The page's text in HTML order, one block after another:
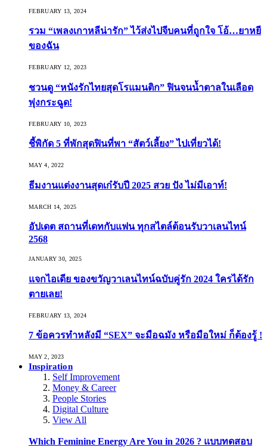
FEBRUARY 13, 2024
รวม “เพลงเกาหลีน่ารัก” ไว้ส่งไปจีบคนที่ถูกใจ โอ้…ยาหยี
ของฉัน
FEBRUARY 12, 2023
ชวนดู “หนังรักไทยสุดโรแมนติก” ฟินจนน้ำตาลในเลือด
พุ่งกระฉูด!
FEBRUARY 10, 2023
ชี้พิกัด 5 ที่พักสุดฟินที่พา “สัตว์เลี้ยง” ไปเที่ยวได้!
MAY 4, 2022
ธีมงานแต่งงานสุดเก๋รับปี 2025 สวย ปัง ไม่มีเอาท์!
MARCH 14, 2025
อัปเดต สถานที่เดทกับแฟน ทุกสไตล์ต้อนรับวาเลนไทน์
2568
JANUARY 30, 2025
แจกไอเดีย ของขวัญวาเลนไทน์ฉบับคู่รัก 2024 ใครได้รัก
ตายเลย!
FEBRUARY 13, 2024
7 ข้อควรทำหลังมี “SEX” จะมือฉมัง หรือมือใหม่ ก็ต้องรู้ !
MAY 2, 2023
Inspiration
Self Improvement
Money & Career
People Stories
Digital Culture
View All
Which Feminine Energy Are You in 2026 ? แบบทดสอบ